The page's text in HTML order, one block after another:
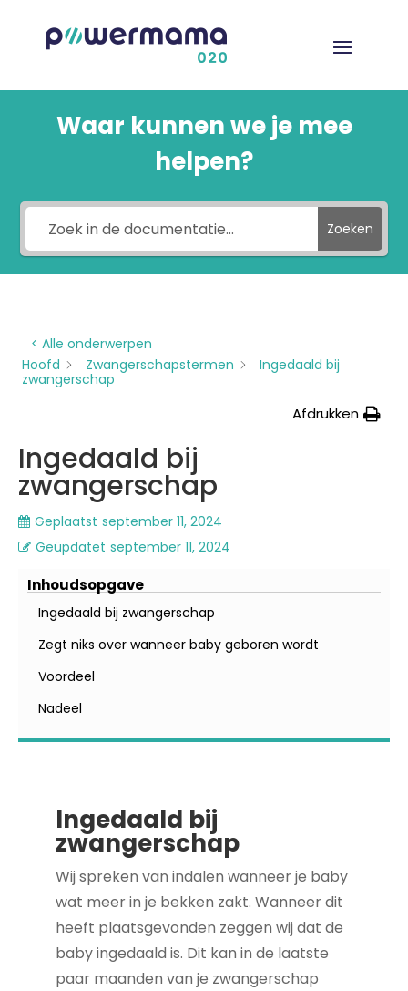
Waar kunnen we je mee
helpen?
Zoeken
< Alle onderwerpen
Hoofd
Zwangerschapstermen
Ingedaald bij
zwangerschap
Afdrukken
Ingedaald bij
zwangerschap
Geplaatst september 11, 2024
Geüpdatet september 11, 2024
Inhoudsopgave
Ingedaald bij zwangerschap
Zegt niks over wanneer baby geboren wordt
Voordeel
Nadeel
Ingedaald bij
zwangerschap
Wij spreken van indalen wanneer je baby
wat meer in je bekken zakt. Wanneer dit
heeft plaatsgevonden zeggen wij dat de
baby ingedaald is. Dit kan in de laatste
paar maanden van je zwangerschap